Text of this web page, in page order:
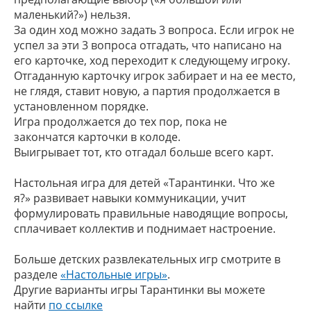
маленький?») нельзя.
За один ход можно задать 3 вопроса. Если игрок не
успел за эти 3 вопроса отгадать, что написано на
его карточке, ход переходит к следующему игроку.
Отгаданную карточку игрок забирает и на ее место,
не глядя, ставит новую, а партия продолжается в
установленном порядке.
Игра продолжается до тех пор, пока не
закончатся карточки в колоде.
Выигрывает тот, кто отгадал больше всего карт.
Настольная игра для детей «Тарантинки. Что же
я?» развивает навыки коммуникации, учит
формулировать правильные наводящие вопросы,
сплачивает коллектив и поднимает настроение.
Больше детских развлекательных игр смотрите в
разделе«Настольные игры».
Другие варианты игры Тарантинки вы можете
найти по ссылке